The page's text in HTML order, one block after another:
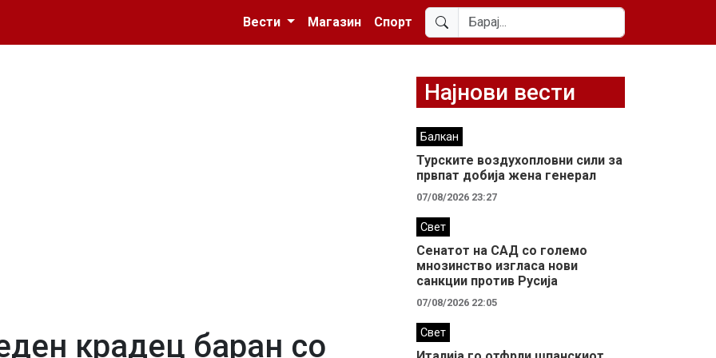
Вести
Магазин Спорт
крадец баран со
Најнови вести
Балкан
Турските воздухопловни сили за
првпат добија жена генерал
07/08/2026 23:27
Свет
Сенатот на САД со големо
мнозинство изгласа нови
санкции против Русија
07/08/2026 22:05
Свет